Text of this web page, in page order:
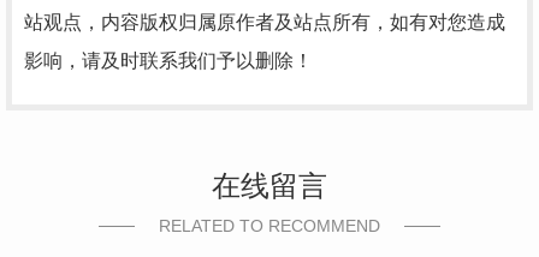
站观点，内容版权归属原作者及站点所有，如有对您造成
影响，请及时联系我们予以删除！
在线留言
RELATED TO RECOMMEND